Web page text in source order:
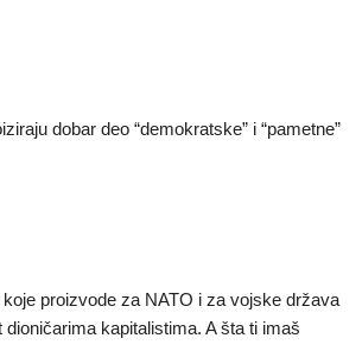
dobar deo “demokratske” i “pametne”
proizvode za NATO i za vojske država
kapitalistima. A šta ti imaš